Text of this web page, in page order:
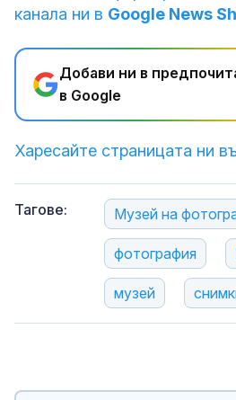
канала ни в Google News
Добави ни в
в Google
Харесайте страницата ни
Тагове: Музей на
фотография
музей